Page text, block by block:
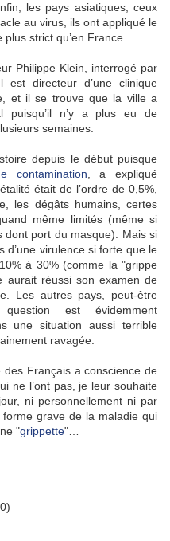
les pays asiatiques, ceux
au virus, ils ont appliqué le
strict qu’en France.
Philippe Klein, interrogé par
directeur d’une clinique
et il se trouve que la ville a
puisqu’il n’y a plus eu de
semaines.
depuis le début puisque
contamination , a expliqué
était de l’ordre de 0,5%,
les dégâts humains, certes
même limités (même si
dont port du masque). Mais si
d’une virulence si forte que le
à 30% (comme la "grippe
aurait réussi son examen de
Les autres pays, peut-être
est évidemment
une situation aussi terrible
ravagée.
Français a conscience de
ne l’ont pas, je leur souhaite
ni personnellement ni par
forme grave de la maladie qui
"grippette"…